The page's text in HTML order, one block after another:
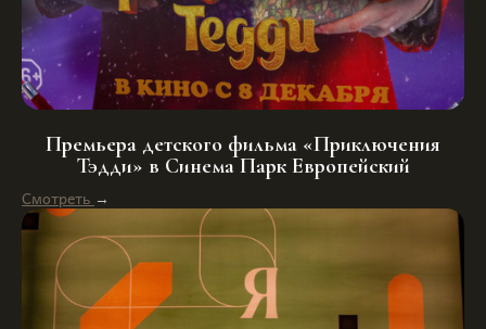
Премьера детского фильма «Приключения
Тэдди» в Синема Парк Европейский
Смотреть →